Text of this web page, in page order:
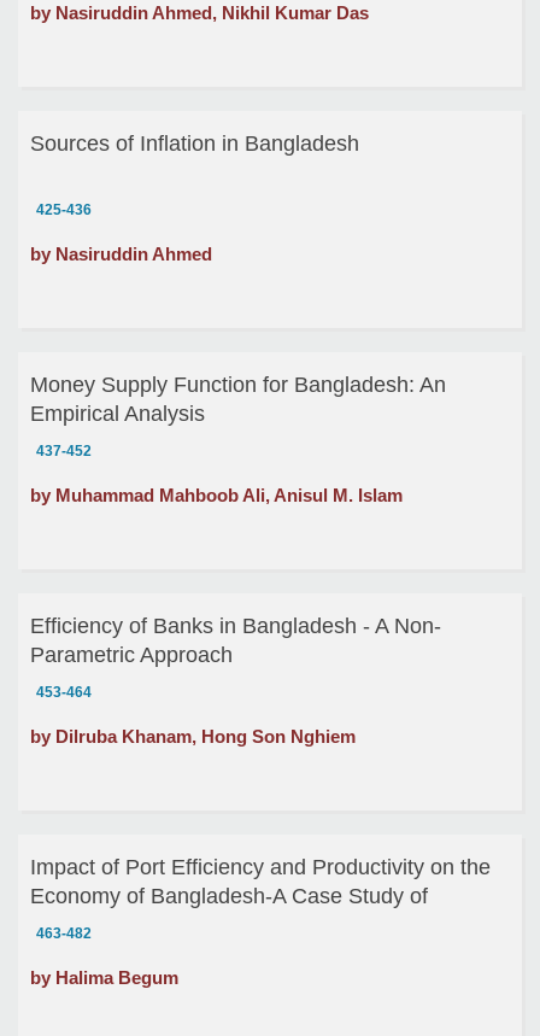
by Nasiruddin Ahmed, Nikhil Kumar Das
Sources of Inflation in Bangladesh
425-436
by Nasiruddin Ahmed
Money Supply Function for Bangladesh: An
Empirical Analysis
437-452
by Muhammad Mahboob Ali, Anisul M. Islam
Efficiency of Banks in Bangladesh - A Non-
Parametric Approach
453-464
by Dilruba Khanam, Hong Son Nghiem
Impact of Port Efficiency and Productivity on the
Economy of Bangladesh-A Case Study of
Chittagong Port
463-482
by Halima Begum